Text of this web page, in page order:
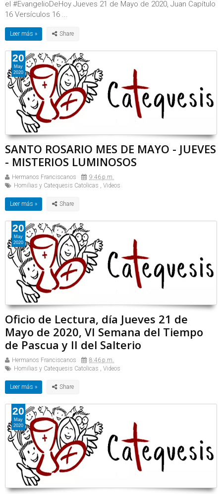
el #EvangelioDeHoy Jueves 21 de Mayo de 2020, Juan Capítulo
16 Versículos 16 ...
Leer más »
SANTO ROSARIO MES DE MAYO - JUEVES
- MISTERIOS LUMINOSOS
Hermanos Franciscanos
9:46 p.m.
Homilias y Catequesis Catolicas , Videos
Leer más »
20
May
2020
Oficio de Lectura, día Jueves 21 de
Mayo de 2020, VI Semana del Tiempo
de Pascua y II del Salterio
Hermanos Franciscanos
8:46 p.m.
Homilias y Catequesis Catolicas , Videos
Leer más »
20
May
2020
20
May
2020